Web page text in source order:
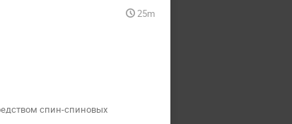
25m
спин-спиновых